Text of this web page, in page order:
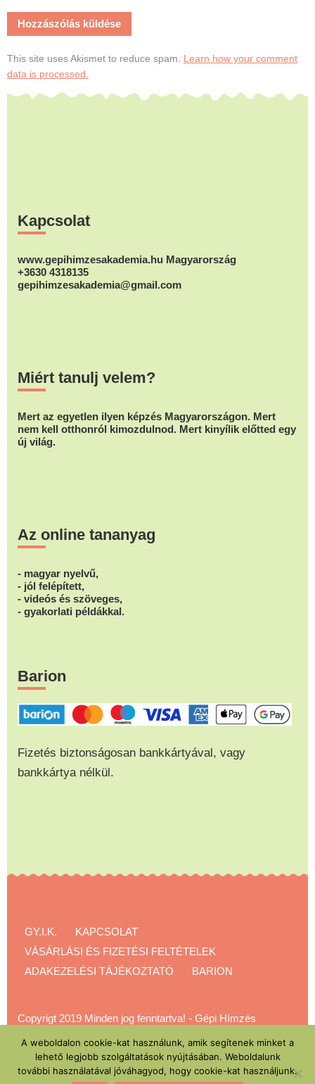
This site uses Akismet to reduce spam. Learn how your comment
data is processed.
Kapcsolat
www.gepihimzesakademia.hu Magyarország
+3630 4318135
gepihimzesakademia@gmail.com
Miért tanulj velem?
Mert az egyetlen ilyen képzés Magyarországon. Mert
nem kell otthonról kimozdulnod. Mert kinyílik előtted egy
új világ.
Az online tananyag
- magyar nyelvű,
- jól felépített,
- videós és szöveges,
- gyakorlati példákkal.
Barion
Fizetés biztonságosan bankkártyával, vagy
bankkártya nélkül.
GY.I.K.
KAPCSOLAT
VÁSÁRLÁSI ÉS FIZETÉSI FELTÉTELEK
ADAKEZELÉSI TÁJÉKOZTATÓ
BARION
Copyrigt 2019 Minden jog fenntartva! - Gépi Hímzés
A weboldalon cookie-kat használunk, amik segítenek minket a
lehető legjobb szolgáltatások nyújtásában. Weboldalunk
további használatával jóváhagyod, hogy cookie-kat használjunk.